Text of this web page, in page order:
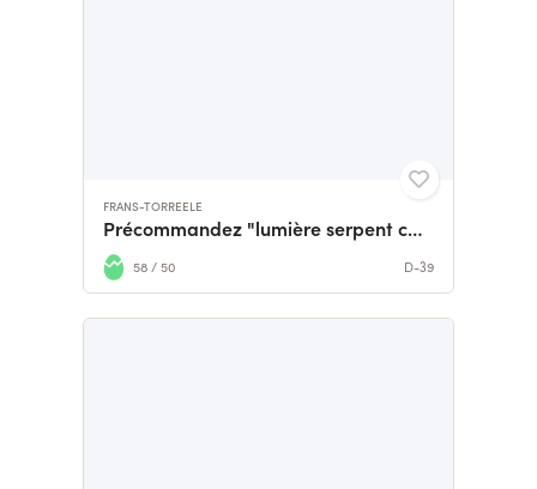
FRANS-TORREELE
Précommandez "lumière serpent corail", mon premier roman
58 / 50 D-39